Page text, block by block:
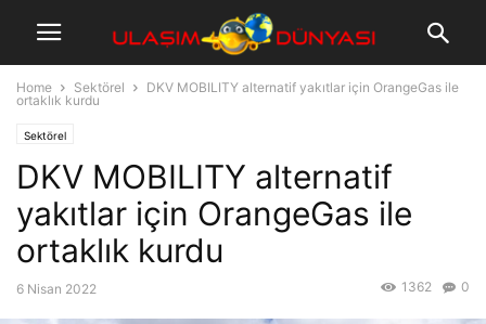
Home Sektörel
DKV MOBILITY alternatif yakıtlar için OrangeGas ile
ortaklık kurdu
Sektörel
DKV MOBILITY alternatif
yakıtlar için OrangeGas ile
ortaklık kurdu
6 Nisan 2022 0
1362